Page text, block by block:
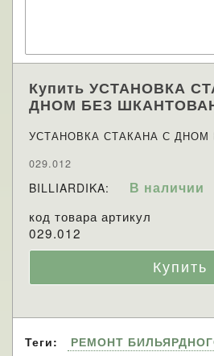
Купить УСТАНОВКА
ДНОМ БЕЗ
УСТАНОВКА СТАКАНА С
029.012
BILLIARDIKA: В наличии
код товара артикул
029.012
Теги:
РЕМОНТ